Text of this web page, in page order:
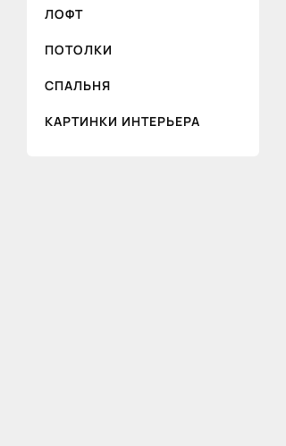
ЛОФТ
ПОТОЛКИ
СПАЛЬНЯ
КАРТИНКИ ИНТЕРЬЕРА